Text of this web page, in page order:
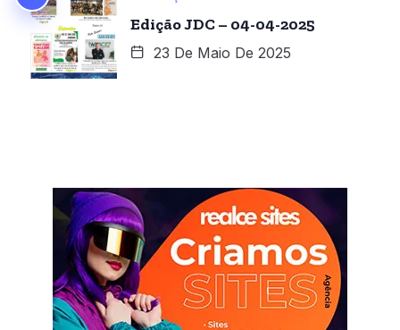
Edição JDC – 04-04-2025
23 De Maio De 2025